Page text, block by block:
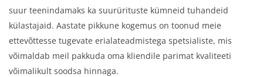
suur teenindamaks ka suurürituste kümneid tuhandeid
külastajaid. Aastate pikkune kogemus on toonud meie
ettevõttesse tugevate erialateadmistega spetsialiste, mis
võimaldab meil pakkuda oma kliendile parimat kvaliteeti
võimalikult soodsa hinnaga.